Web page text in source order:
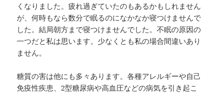
くなりました。疲れ過ぎていたのもあるかもしれません
が、何時もなら数分で眠るのになかなか寝つけませんで
した。結局朝方まで寝つけませんでした。不眠の原因の
一つだと私は思います。少なくとも私の場合間違いあり
ません。
糖質の害は他にも多々あります。各種アレルギーや自己
免疫性疾患、2型糖尿病や高血圧などの病気を引き起こ